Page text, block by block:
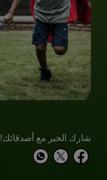
شارك الخبر مع أصدقائك!